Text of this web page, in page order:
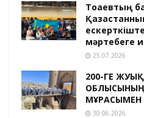
Тоқаевтың
мәртебеге
25.07.2026
200-ГЕ
30.06.2026